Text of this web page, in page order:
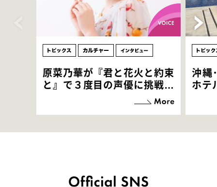
原菜乃華が『君と花火と約束
と』で３度目の声優に挑戦！
「お邪魔させてもらっている
感覚ですが､お芝居に没頭で
沖縄
ホテ